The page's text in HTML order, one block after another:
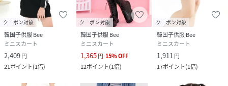
クーポン対象
韓国子供服 Bee
ミニスカート
2,409円
21ポイント(1倍)
クーポン対象
韓国子供服 Bee
ミニスカート
1,365円 15%OFF
12ポイント(1倍)
クーポン対象
韓国子供服 Bee
ミニスカート
1,911 円
17ポイント(1倍)